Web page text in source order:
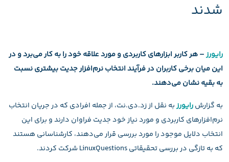
شدند
رایورز– هر کاربر ابزارهای کاربردی و مورد علاقه خود را به کار می‌برد و در
این میان برخی کاربران در فرآیند انتخاب نرم‌افزار جدیت بیشتری نسبت
به بقیه نشان می‌دهند.
به گزارشرایورزبه نقل از زد.دی.نت، از جمله افرادی که در جریان انتخاب
نرم‌افزارهای کاربردی و مورد نیاز خود جدیت فراوان دارند و برای این
انتخاب دلایل موجود را مورد بررسی قرار می‌دهند، کارشناسانی هستند
که به تازگی در بررسی تحقیقاتی LinuxQuestions شرکت کردند.